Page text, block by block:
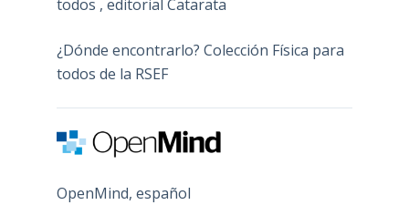
todos , editorial Catarata
¿Dónde encontrarlo? Colección Física para
todos de la RSEF
OpenMind, español